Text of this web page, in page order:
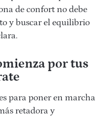
de confort no debe
y buscar el equilibrio
por tus
para poner en marcha
retadora y